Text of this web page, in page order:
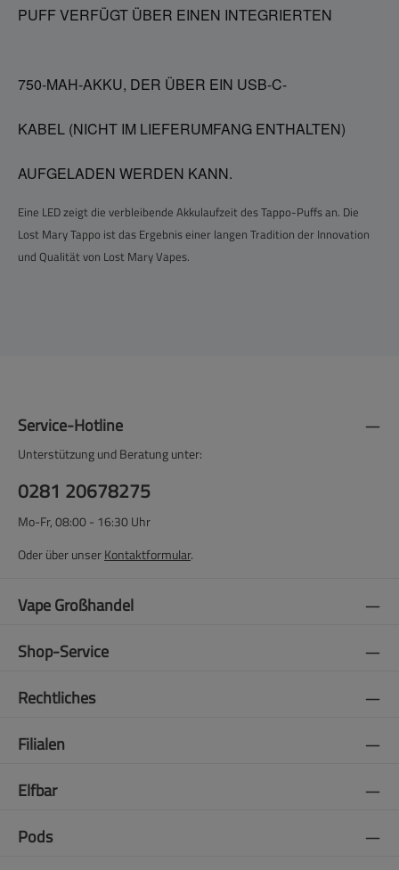
PUFF VERFÜGT ÜBER EINEN INTEGRIERTEN
750-MAH-AKKU, DER ÜBER EIN USB-C-
KABEL (NICHT IM LIEFERUMFANG ENTHALTEN)
AUFGELADEN WERDEN KANN.
Eine LED zeigt die verbleibende Akkulaufzeit des Tappo-Puffs an. Die
Lost Mary Tappo ist das Ergebnis einer langen Tradition der Innovation
und Qualität von Lost Mary Vapes.
Service-Hotline
Unterstützung und Beratung unter:
0281 20678275
Mo-Fr, 08:00 - 16:30 Uhr
Oder über unserKontaktformular.
Vape Großhandel
Shop-Service
Rechtliches
Filialen
Elfbar
Pods